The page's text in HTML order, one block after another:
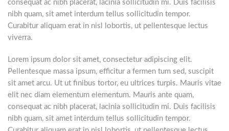
consequat ac nibh placerat, lacinia sollicitudin mi. Duis facilisis
nibh quam, sit amet interdum tellus sollicitudin tempor.
Curabitur aliquam erat in nisl lobortis, ut pellentesque lectus
viverra.
Lorem ipsum dolor sit amet, consectetur adipiscing elit.
Pellentesque massa ipsum, efficitur a fermen tum sed, suscipit
sit amet arcu. Ut ut finibus tortor, eu ultrices turpis. Mauris vitae
elit nec diam elementum elementum. Mauris ante quam,
consequat ac nibh placerat, lacinia sollicitudin mi. Duis facilisis
nibh quam, sit amet interdum tellus sollicitudin tempor.